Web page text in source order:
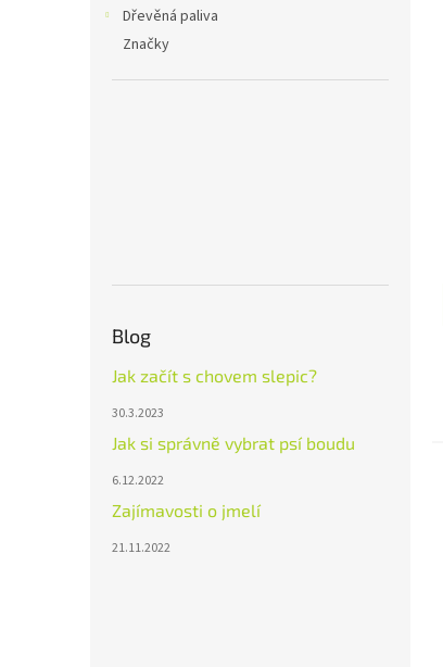
Dřevěná paliva
Značky
Blog
Jak začít s chovem slepic?
30.3.2023
Jak si správně vybrat psí boudu
6.12.2022
Zajímavosti o jmelí
21.11.2022